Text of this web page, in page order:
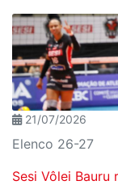
21/07/2026
Elenco 26-27
Sesi Vôlei Bauru